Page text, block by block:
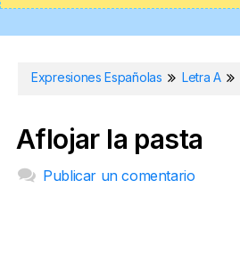
Expresiones Españolas Letra A
Aflojar la pasta
Publicar un comentario